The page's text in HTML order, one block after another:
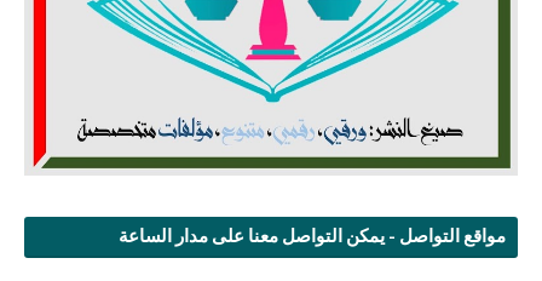
مواقع التواصل - يمكن التواصل معنا على مدار الساعة